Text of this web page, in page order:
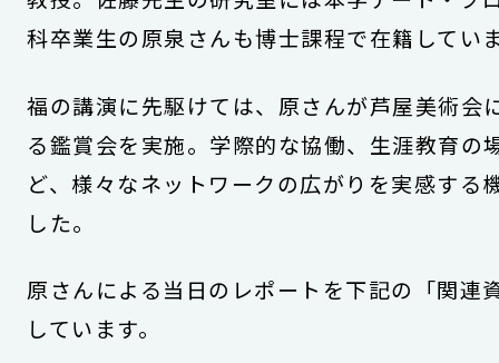
科卒業生の原泉さんも博士課程で在籍してい
福の講演に先駆けては、原さんが芦屋美術会
る鑑賞会を実施。学際的な協働、生涯教育の
ど、様々なネットワークの広がりを実感する
した。
原さんによる当日のレポートを下記の「関連
しています。